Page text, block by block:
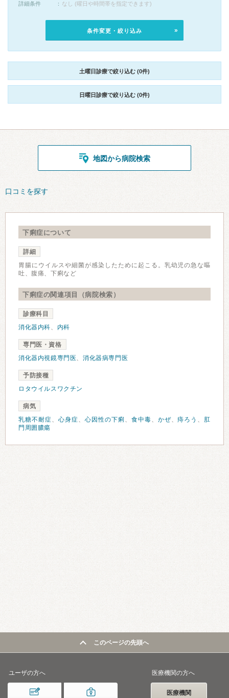
詳細条件
なし (曜日や時間帯を指定できます)
条件変更・絞り込み
土曜日診療で絞り込む (0件)
日曜日診療で絞り込む (0件)
地図から病院検索
口コミを探す
下痢症について
詳細
胃腸にウイルスや細菌が感染したために起こる。乳幼児の急な嘔
吐、腹痛、下痢など
下痢症の関連項目（病院検索）
診療科目
消化器内科、 内科
専門医・資格
消化器内視鏡専門医、消化器病専門医
予防接種
ロタウイルスワクチン
病気
乳糖不耐症、 心身症、 心因性の下痢 、 食中毒、 かぜ、痔ろう 、 肛
門周囲膿瘍
このページの先頭へ
ユーザの方へ 医療機関の方へ
医療機関